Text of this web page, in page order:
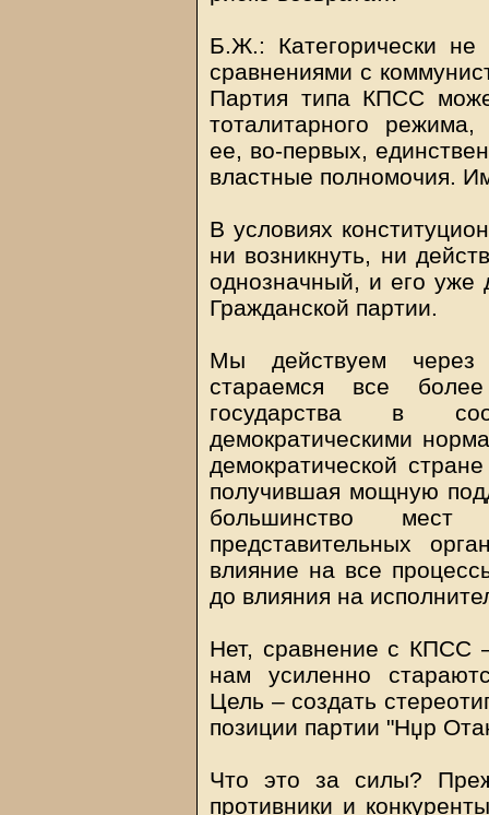
Б.Ж.: Категорически
сравнениями с
Партия типа КПСС
тоталитарного режима,
ее, во-первых,
властные полномочия.
В условиях
ни возникнуть, ни
однозначный, и его уже
Гражданской партии.
Мы действуем через
стараемся все
государства в
демократическими
демократической
получившая мощную
большинство
представительных
влияние на все
до влияния на
Нет, сравнение с КПСС
нам усиленно
Цель – создать
позиции партии "Нџр
Что это за силы?
противники и